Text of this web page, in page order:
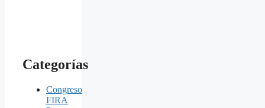
Categorías
Congreso
FIRA